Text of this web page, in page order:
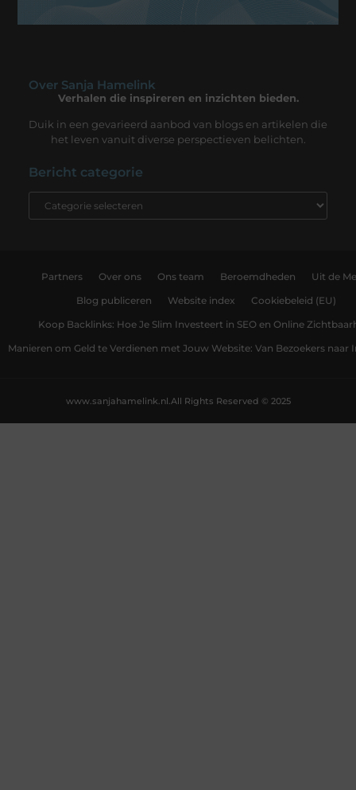
Over Sanja Hamelink
Verhalen die inspireren en inzichten bieden.
Duik in een gevarieerd aanbod van blogs en artikelen die
het leven vanuit diverse perspectieven belichten.
Bericht categorie
Partners Over ons Ons team Beroemdheden Uit de
Blog publiceren Website index Cookiebeleid (EU)
Koop Backlinks: Hoe Je Slim Investeert in SEO en Online
Manieren om Geld te Verdienen met Jouw Website: Van Bezoekers naar
All Rights Reserved © 2025
www.sanjahamelink.nl.